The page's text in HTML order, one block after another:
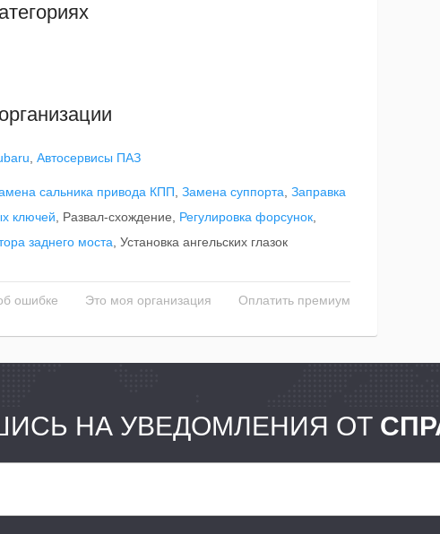
Автосервисы ПАЗ
сальника привода КПП Замена суппорта Заправка
ключей , Развал-схождение, Регулировка форсунок
заднего моста , Установка ангельских глазок
ошибке Это моя организация Оплатить премиум
НА УВЕДОМЛЕНИЯ ОТ